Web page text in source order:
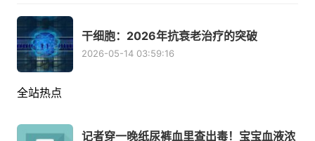
干细胞：2026年抗衰老治疗的突破
2026-05-14 03:59:16
全站热点
记者穿一晚纸尿裤血里查出毒！宝宝血液浓